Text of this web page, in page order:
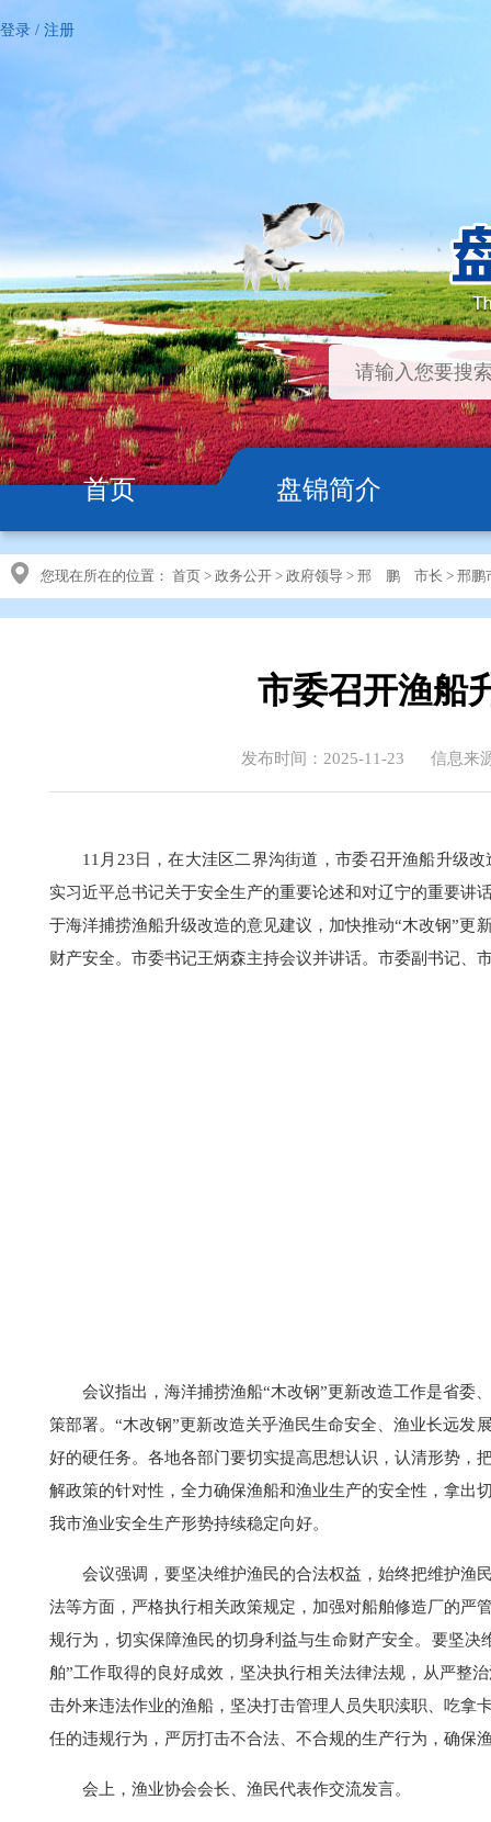
登录 / 注册
首页 盘锦简介
您现在所在的位置： 首页 > 政务公开 > 政府领导 > 邢 鹏 市长 > 邢鹏
市委召开渔船
发布时间：2025-11-23 信息来
11月23日，在大洼区二界沟街道，市委召开渔船升级
实习近平总书记关于安全生产的重要论述和对辽宁的重要讲
于海洋捕捞渔船升级改造的意见建议，加快推动“木改钢”更
财产安全。市委书记王炳森主持会议并讲话。市委副书记、
会议指出，海洋捕捞渔船“木改钢”更新改造工作是省委
策部署。“木改钢”更新改造关乎渔民生命安全、渔业长远发
好的硬任务。各地各部门要切实提高思想认识，认清形势，
解政策的针对性，全力确保渔船和渔业生产的安全性，拿出
我市渔业安全生产形势持续稳定向好。
会议强调，要坚决维护渔民的合法权益，始终把维护渔
法等方面，严格执行相关政策规定，加强对船舶修造厂的严
规行为，切实保障渔民的切身利益与生命财产安全。要坚
舶”工作取得的良好成效，坚决执行相关法律法规，从严整
击外来违法作业的渔船，坚决打击管理人员失职渎职、吃拿
任的违规行为，严厉打击不合法、不合规的生产行为，确保
会上，渔业协会会长、渔民代表作交流发言。